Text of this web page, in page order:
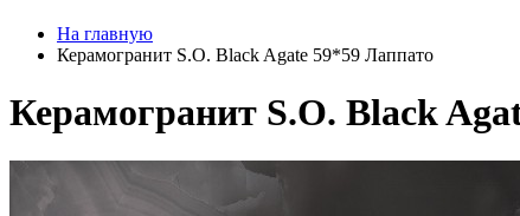
На главную
Керамогранит S.O. Black Agate 59*59 Лаппато
Керамогранит S.O. Black